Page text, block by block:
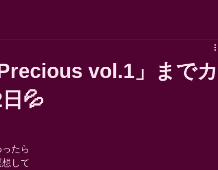
vol.1」までカ
💦
たら
して